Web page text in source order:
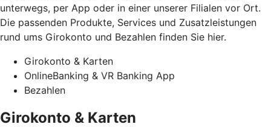
unterwegs, per App oder in einer unserer Filialen vor Ort.
Die passenden Produkte, Services und Zusatzleistungen
rund ums Girokonto und Bezahlen finden Sie hier.
Girokonto & Karten
OnlineBanking & VR Banking App
Bezahlen
Girokonto & Karten